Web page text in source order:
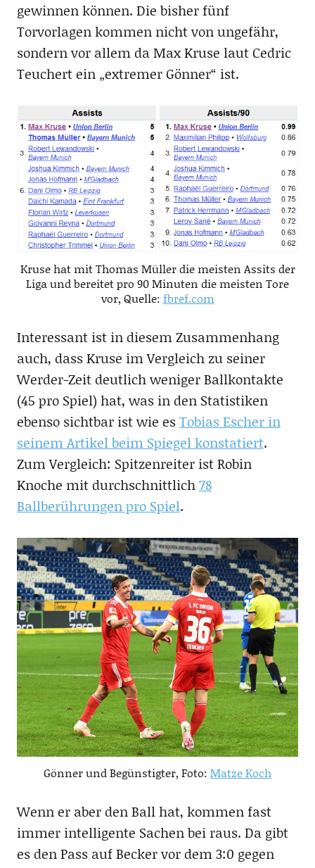
gewinnen können. Die bisher fünf
Torvorlagen kommen nicht von ungefähr,
sondern vor allem da Max Kruse laut Cedric
Teuchert ein „extremer Gönner“ ist.
Kruse hat mit Thomas Müller die meisten Assits der
Liga und bereitet pro 90 Minuten die meisten Tore
vor, Quelle: fbref.com
Interessant ist in diesem Zusammenhang
auch, dass Kruse im Vergleich zu seiner
Werder-Zeit deutlich weniger Ballkontakte
(45 pro Spiel) hat, was in den Statistiken
ebenso sichtbar ist wie esTobias Escher in
seinem Artikel beim Spiegel konstatiert.
Zum Vergleich: Spitzenreiter ist Robin
Knoche mit durchschnittlich78
Ballberührungen pro Spiel.
Gönner und Begünstigter, Foto: Matze Koch
Wenn er aber den Ball hat, kommen fast
immer intelligente Sachen bei raus. Da gibt
es den Pass auf Becker vor dem 3:0 gegen